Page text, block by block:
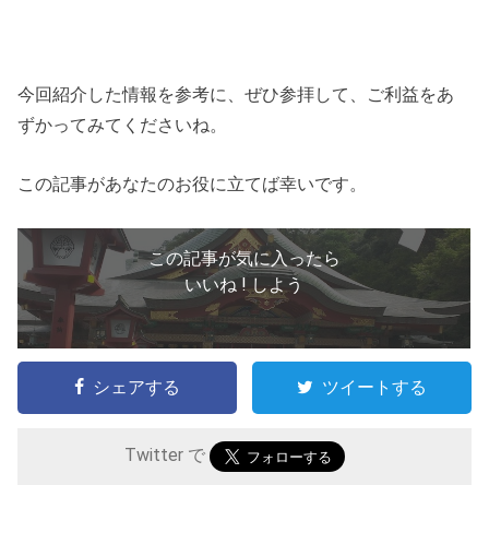
今回紹介した情報を参考に、ぜひ参拝して、ご利益をあ
ずかってみてくださいね。
この記事があなたのお役に立てば幸いです。
この記事が気に入ったら
いいね ! しよう
シェアする ツイートする
Twitter で